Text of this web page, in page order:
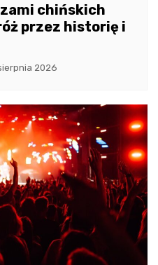
chińskich
przez historię i
2026